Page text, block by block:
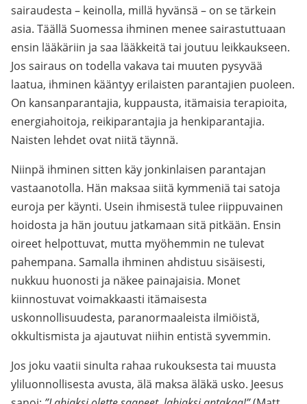
sairaudesta – keinolla, millä hyvänsä – on se tärkein
asia. Täällä Suomessa ihminen menee sairastuttuaan
ensin lääkäriin ja saa lääkkeitä tai joutuu leikkaukseen.
Jos sairaus on todella vakava tai muuten pysyvää
laatua, ihminen kääntyy erilaisten parantajien puoleen.
On kansanparantajia, kuppausta, itämaisia terapioita,
energiahoitoja, reikiparantajia ja henkiparantajia.
Naisten lehdet ovat niitä täynnä.
Niinpä ihminen sitten käy jonkinlaisen parantajan
vastaanotolla. Hän maksaa siitä kymmeniä tai satoja
euroja per käynti. Usein ihmisestä tulee riippuvainen
hoidosta ja hän joutuu jatkamaan sitä pitkään. Ensin
oireet helpottuvat, mutta myöhemmin ne tulevat
pahempana. Samalla ihminen ahdistuu sisäisesti,
nukkuu huonosti ja näkee painajaisia. Monet
kiinnostuvat voimakkaasti itämaisesta
uskonnollisuudesta, paranormaaleista ilmiöistä,
okkultismista ja ajautuvat niihin entistä syvemmin.
Jos joku vaatii sinulta rahaa rukouksesta tai muusta
yliluonnollisesta avusta, älä maksa äläkä usko. Jeesus